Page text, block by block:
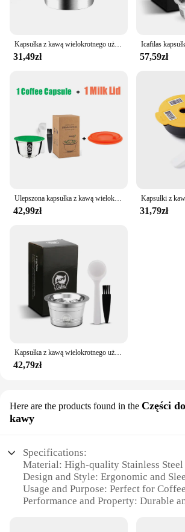
Kapsułka z kawą wielokrotnego użytku ze stali nierdzewnej Filtr kubka na kapsułki z kawą wielokrotnego użytku kompatybilny z akcesoriami kuchennymi Delta Q Coffee
31,49zł 57,59zł
Ulepszona kapsułka z kawą wielokrotnego użytku do Dolce Gusto Kubek filtrujący ze stali nierdzewnej wielokrotnego użytku do ekspresu do kawy Nescafe Crema Maker
42,99zł 31,79zł
Kapsułka z kawą wielokrotnego użytku ze stali nierdzewnej do ekspresu Cafissimo Classic K FEE Caffitaly i Tchibo Maszyna z trzema sercami
42,79zł
Here are the products found in the Części
kawy
Specifications:
Material: High-quality Stainless Steel
Design and Style: Ergonomic and
Usage and Purpose: Perfect for
Performance and Property: Durable